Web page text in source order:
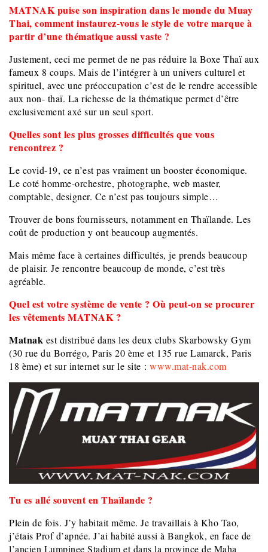
MATNAK puise son inspiration dans le monde du Muay
Thai, comment instaurez-vous le style de votre marque à
partir d’une thématique aussi vaste ?
Justement, ceci me permet de ne pas réduire la Boxe Thaï aux
fameux 8 coups. Mais de l’intégrer à un univers culturel et
spirituel, avec une préoccupation c’est de le rendre accessible
aux non- thaï. La richesse de la thématique permet d’être
exclusivement axé sur un seul sport.
Quelles sont les plus grosses difficultés que vous
rencontrez ?
Le covid-19, ce n’est pas vraiment un booster économique.
Le coté homme-orchestre, photographe, web master,
comptable, designer. Ce n’est pas toujours simple…
Trouver de bons fournisseurs, notamment en Thaïlande. Les
coût de production y ont beaucoup augmentés.
Mais même face à certaines difficultés, je prends beaucoup
de plaisir. Je rencontre beaucoup de monde, c’est très
agréable.
Quel est votre système de vente ? Où peut-on se procurer
les vêtements MATNAK ?
Matnak est distribué dans les deux clubs Skarbowsky Gym
(30 rue du Borrégo, Paris 20 ème et 135 rue Lamarck, Paris
18 ème) et sur internet sur le site : www.mat-nak.com
Tu es allé souvent en Thaïlande ?
Plein de fois. J’y habitait même. Je travaillais à Kho Tao,
j’étais Prof d’apnée. J’ai habité aussi à Bangkok, en face de
l’ancien Lumpinee Stadium et dans la province de Maha